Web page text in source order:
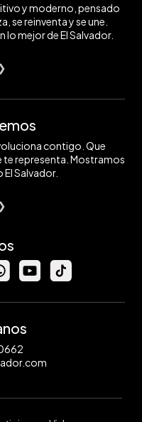
y moderno, pensado
se reinventa y se une.
mejor de El Salvador.
contigo. Que
te representa. Mostramos
Salvador.